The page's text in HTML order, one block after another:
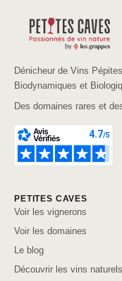
Dénicheur de Vins
Biodynamiques et
Des domaines rares et
PETITES CAVES
Voir les vignerons
Voir les domaines
Le blog
Découvrir les vins naturels